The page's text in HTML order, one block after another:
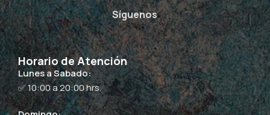
Síguenos
Horario de Atención
Lunes a Sabado:
✅ 10:00 a 20:00 hrs.